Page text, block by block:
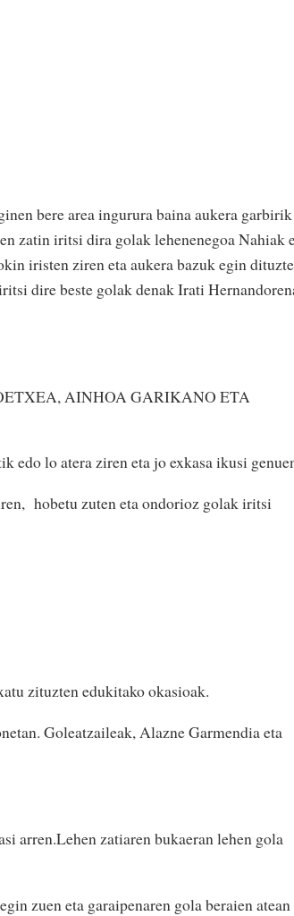
bere area ingurura baina aukera garbirik
zatin iritsi dira golak lehenenegoa Nahiak
iristen ziren eta aukera bazuk egin dituzte
dire beste golak denak Irati
AINHOA GARIKANO ETA
edo lo atera ziren eta jo exkasa ikusi
hobetu zuten eta ondorioz golak iritsi
zituzten edukitako okasioak.
Goleatzaileak, Alazne Garmendia eta
arren.Lehen zatiaren bukaeran lehen gola
zuen eta garaipenaren gola beraien atean